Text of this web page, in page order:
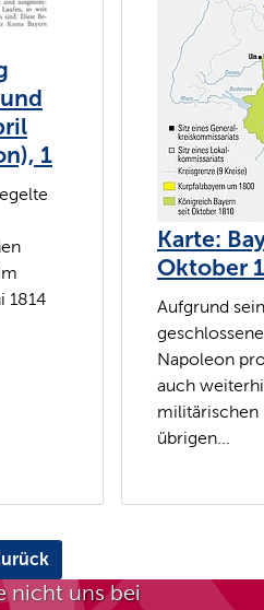
1
1814
Karte:
Oktober
Aufgrund
Napoleon
auch
militärischen
übrigen...
nicht uns bei